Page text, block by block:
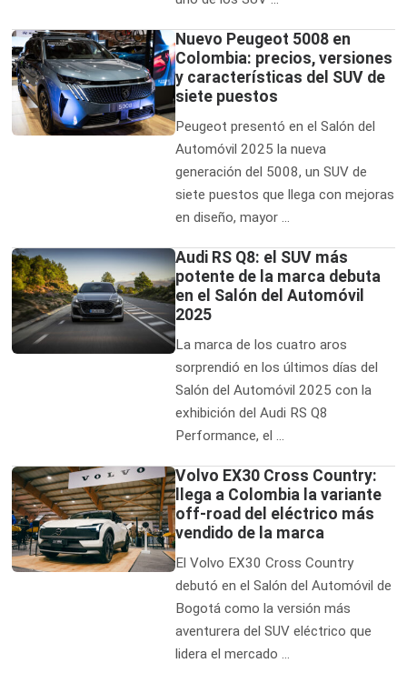
Nuevo Peugeot 5008 en
Colombia: precios, versiones
y características del SUV de
siete puestos
Peugeot presentó en el Salón del
Automóvil 2025 la nueva
generación del 5008, un SUV de
siete puestos que llega con mejoras
en diseño, mayor …
Audi RS Q8: el SUV más
potente de la marca debuta
en el Salón del Automóvil
2025
La marca de los cuatro aros
sorprendió en los últimos días del
Salón del Automóvil 2025 con la
exhibición del Audi RS Q8
Performance, el …
Volvo EX30 Cross Country:
llega a Colombia la variante
off-road del eléctrico más
vendido de la marca
El Volvo EX30 Cross Country
debutó en el Salón del Automóvil de
Bogotá como la versión más
aventurera del SUV eléctrico que
lidera el mercado …